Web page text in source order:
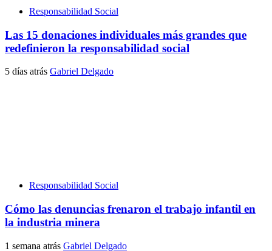
Responsabilidad Social
Las 15 donaciones individuales más grandes que
redefinieron la responsabilidad social
5 días atrás Gabriel Delgado
Responsabilidad Social
Cómo las denuncias frenaron el trabajo infantil en
la industria minera
1 semana atrás Gabriel Delgado